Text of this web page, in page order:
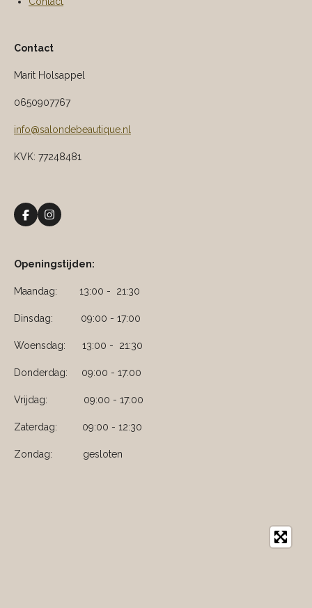
Contact
Marit Holsappel
0650907767
info@salondebeautique.nl
KVK: 77248481
F
a
b
o
k
I
n
a
g
a
Openingstijden:
Maandag: 13:00 - 21:30
Dinsdag: 09:00 - 17:00
Woensdag: 13:00 - 21:30
Donderdag: 09:00 - 17:00
Vrijdag: 09:00 - 17:00
Zaterdag: 09:00 - 12:30
Zondag: gesloten